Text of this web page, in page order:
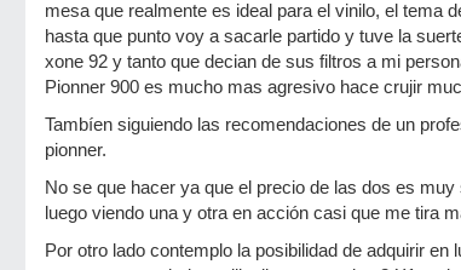
mesa que realmente es ideal para el vinilo, el tema
hasta que punto voy a sacarle partido y tuve la
xone 92 y tanto que decian de sus filtros a mi
Pionner 900 es mucho mas agresivo hace crujir
Tambíen siguiendo las recomendaciones de un
pionner.
No se que hacer ya que el precio de las dos es
luego viendo una y otra en acción casi que me tira
Por otro lado contemplo la posibilidad de adquirir